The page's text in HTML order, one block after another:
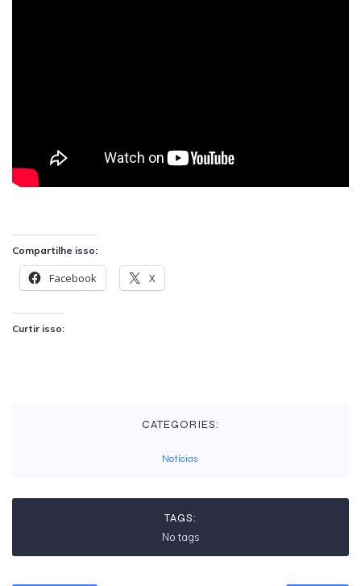
Compartilhe isso:
Facebook X
Curtir isso:
CATEGORIES:
Notícias
TAGS:
No tags